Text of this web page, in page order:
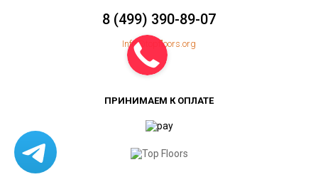
8 (499) 390-89-07
Info@topfloors.org
ПРИНИМАЕМ К ОПЛАТЕ